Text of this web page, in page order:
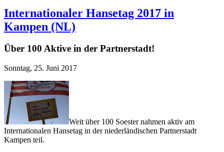
Internationaler Hansetag 2017 in
Kampen (NL)
Über 100 Aktive in der Partnerstadt!
Sonntag, 25. Juni 2017
Weit über 100 Soester nahmen aktiv am
Internationalen Hansetag in der niederländischen Partnerstadt
Kampen teil.